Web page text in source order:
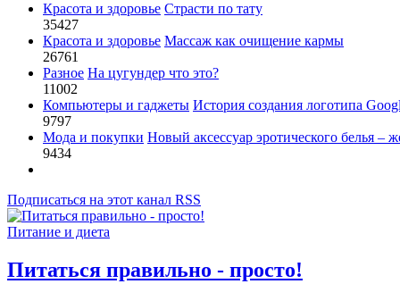
Красота и здоровье Страсти по тату
35427
Красота и здоровье Массаж как очищение кармы
26761
Разное На цугундер что это?
11002
Компьютеры и гаджеты История создания логотипа
9797
Мода и покупки Новый аксессуар эротического белья –
9434
Подписаться на этот канал RSS
Питание и диета
Питаться правильно - просто!